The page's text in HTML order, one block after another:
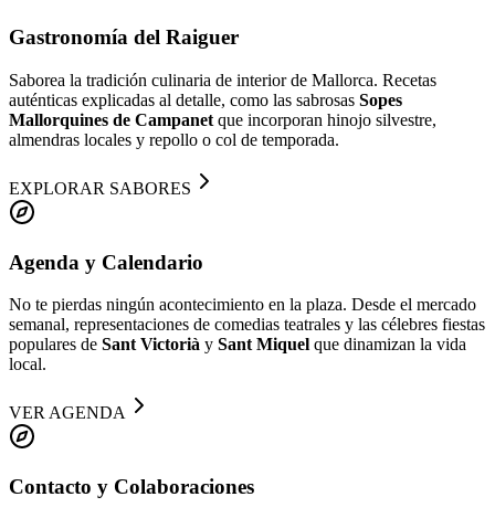
Gastronomía del Raiguer
Saborea la tradición culinaria de interior de Mallorca. Recetas
auténticas explicadas al detalle, como las sabrosas Sopes
Mallorquines de Campanet que incorporan hinojo silvestre,
almendras locales y repollo o col de temporada.
EXPLORAR SABORES
Agenda y Calendario
No te pierdas ningún acontecimiento en la plaza. Desde el mercado
semanal, representaciones de comedias teatrales y las célebres fiestas
populares de Sant Victorià y Sant Miquel que dinamizan la vida
local.
VER AGENDA
Contacto y Colaboraciones